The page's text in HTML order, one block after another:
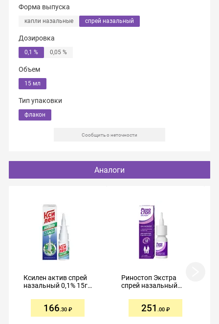
Форма выпуска
капли назальные спрей назальный
Дозировка
0,1 % 0,05 %
Объем
15 мл
Тип упаковки
флакон
Сообщить о неточности
Аналоги
Ксилен актив спрей
назальный 0,1% 15г
эвкалиптом
166.30
Риностоп Экстра
спрей назальный
251 .00